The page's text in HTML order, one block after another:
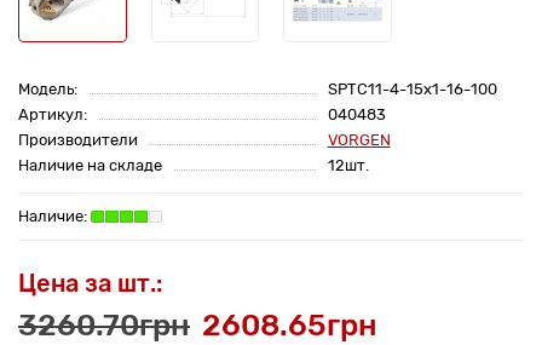
Модель:
SPTC11-4-15x1-16-100
Артикул:
040483
Производители
VORGEN
Наличие на складе
12шт.
Цена за шт.:
3260.70грн 2608.65грн